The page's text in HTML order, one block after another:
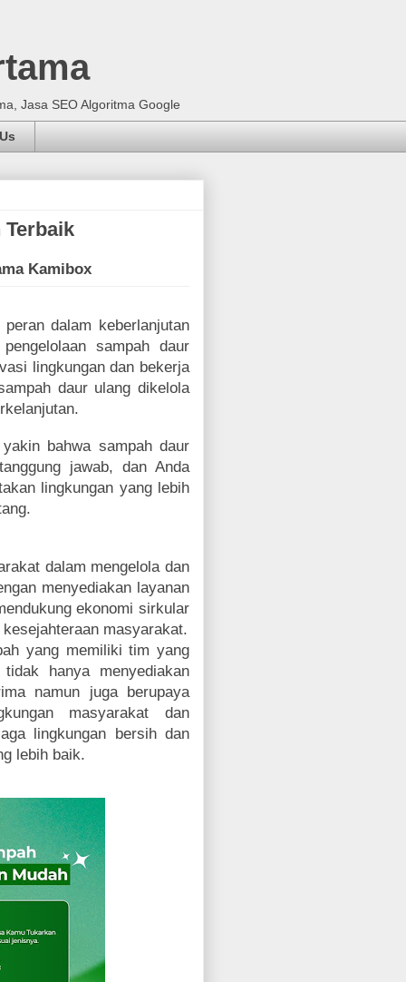
Jasa SEO Algoritma Google
Terbaik
Kamibox
dalam keberlanjutan
sampah daur
lingkungan dan bekerja
daur ulang dikelola
bahwa sampah daur
jawab, dan Anda
lingkungan yang lebih
dalam mengelola dan
menyediakan layanan
ekonomi sirkular
masyarakat.
yang memiliki tim yang
hanya menyediakan
namun juga berupaya
masyarakat dan
lingkungan bersih dan
lebih baik.